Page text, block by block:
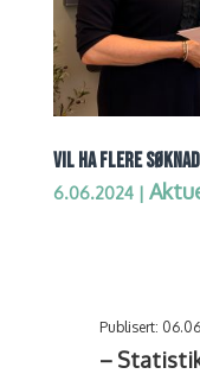
VIL HA FLERE
6.06.2024|
Publisert:
–